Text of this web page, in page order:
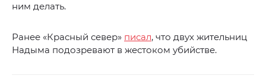
ним делать.
Ранее «Красный север» писал, что двух жительниц
Надыма подозревают в жестоком убийстве.